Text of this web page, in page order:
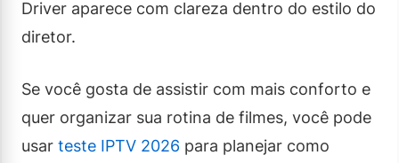
Driver aparece com clareza dentro do estilo do
diretor.
Se você gosta de assistir com mais conforto e
quer organizar sua rotina de filmes, você pode
usar teste IPTV 2026 para planejar como